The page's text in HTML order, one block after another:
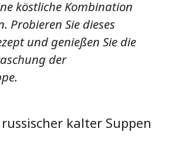
köstliche Kombination
Probieren Sie dieses
und genießen Sie die
der
kalter Suppen